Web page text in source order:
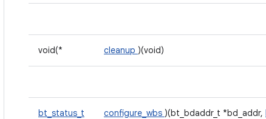
void(* cleanup )(void)
bt_status_t
configure_wbs )(bt_bdaddr_t *bd_addr,